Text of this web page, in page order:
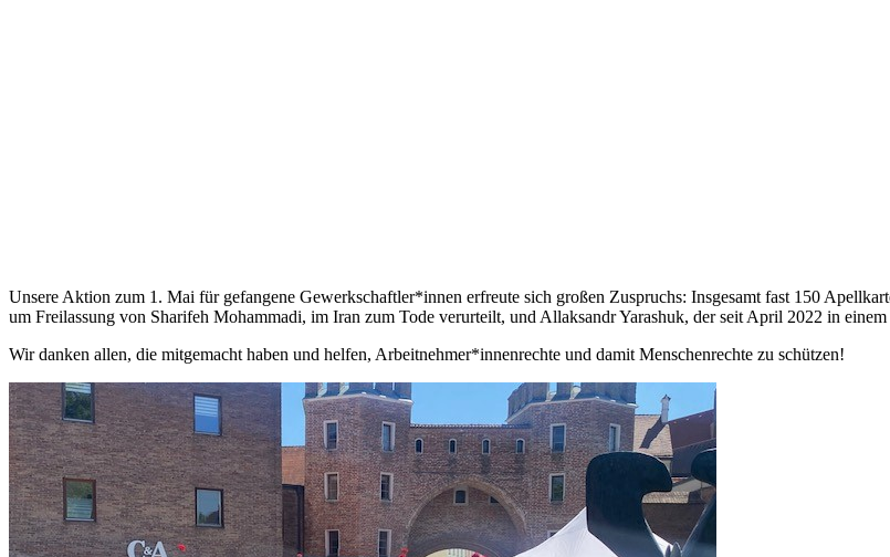
Unsere Aktion zum 1. Mai für gefangene Gewerkschaftler*innen erfreute sich großen Zuspruchs: Insgesamt fast 150
um Freilassung von Sharifeh Mohammadi, im Iran zum Tode verurteilt, und Allaksandr Yarashuk, der seit April 2022 in einem
Wir danken allen, die mitgemacht haben und helfen, Arbeitnehmer*innenrechte und damit Menschenrechte zu schützen!